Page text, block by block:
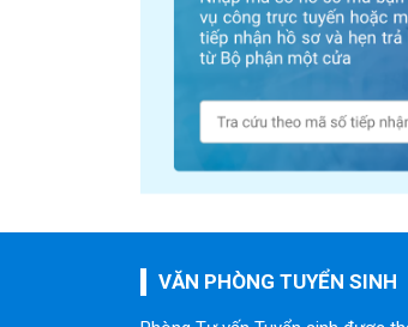
VĂN PHÒNG TUYỂN SINH